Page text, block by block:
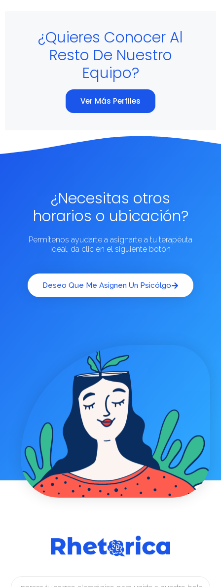
¿Quieres Conocer Al
Resto De Nuestro
Equipo?
Ver Más Perfiles
¿Necesitas otros
horarios o ubicación?
Permítenos ayudarte a asignarte a tu terapéuta
ideal, da clic en el siguiente botón
Deseo Que Me Asignen Un Psicólgo